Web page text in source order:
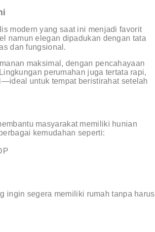
modern yang saat ini menjadi favorit
namun elegan dipadukan dengan tata
dan fungsional.
maksimal, dengan pencahayaan
perumahan juga tertata rapi,
untuk tempat beristirahat setelah
masyarakat memiliki hunian
kemudahan seperti:
ingin segera memiliki rumah tanpa harus